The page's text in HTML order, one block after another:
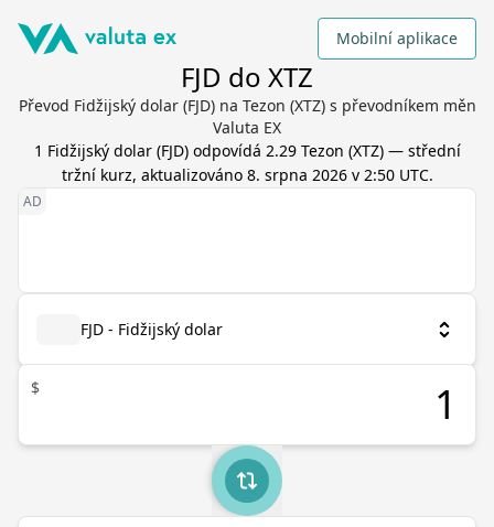
Mobilní aplikace
FJD do XTZ
Převod Fidžijský dolar (FJD) na Tezon (XTZ) s převodníkem měn
Valuta EX
1 Fidžijský dolar(FJD) odpovídá 2.29 Tezon (XTZ) — střední
tržní kurz, aktualizováno 8. srpna 2026 v 2:50 UTC.
FJD - Fidžijský dolar
$